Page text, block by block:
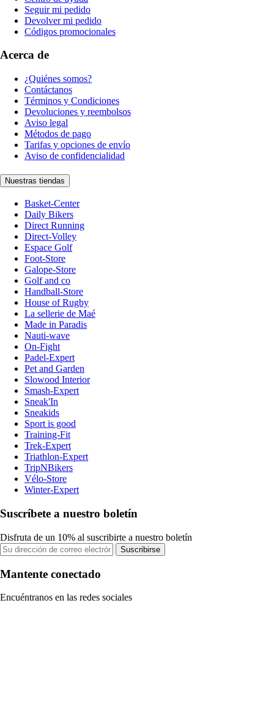
Seguir mi pedido
Devolver mi pedido
Códigos promocionales
Acerca de
¿Quiénes somos?
Contáctanos
Términos y Condiciones
Devoluciones y reembolsos
Aviso legal
Métodos de pago
Tarifas y opciones de envío
Aviso de confidencialidad
Nuestras tiendas
Basket-Center
Daily Bikers
Direct Running
Direct-Volley
Espace Golf
Foot-Store
Galope-Store
Golf and co
Handball-Store
House of Rugby
La sellerie de Maé
Made in Paradis
Nauti-wave
On-Fight
Padel-Expert
Pet and Garden
Slowood Interior
Smash-Expert
Sneak'In
Sneakids
Sport is good
Training-Fit
Trek-Expert
Triathlon-Expert
TripNBikers
Vélo-Store
Winter-Expert
Suscríbete a nuestro boletín
Disfruta de un 10% al suscribirte a nuestro boletín
Suscribirse
Mantente conectado
Encuéntranos en las redes sociales